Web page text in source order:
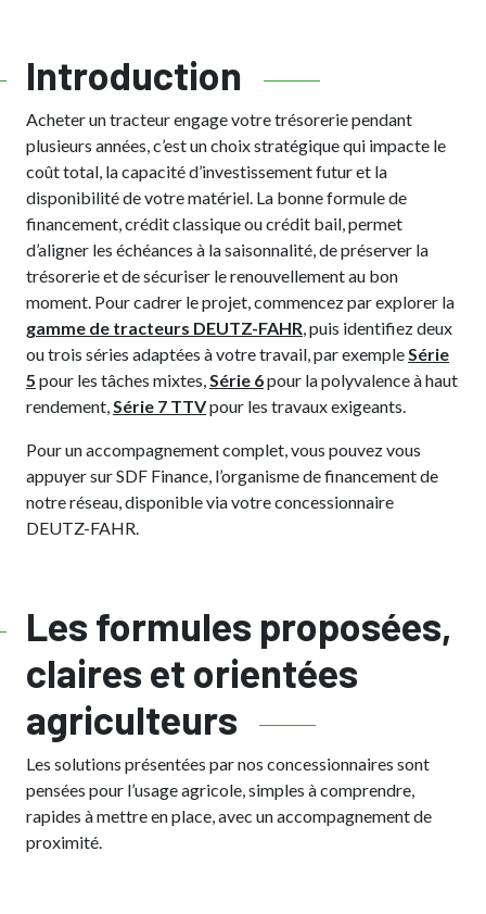
Introduction
Acheter un tracteur engage votre trésorerie pendant
plusieurs années, c’est un choix stratégique qui impacte le
coût total, la capacité d’investissement futur et la
disponibilité de votre matériel. La bonne formule de
financement, crédit classique ou crédit bail, permet
d’aligner les échéances à la saisonnalité, de préserver la
trésorerie et de sécuriser le renouvellement au bon
moment. Pour cadrer le projet, commencez par explorer la
gamme de tracteurs DEUTZ-FAHR, puis identifiez deux
ou trois séries adaptées à votre travail, par exempleSérie
5 pour les tâches mixtes,Série 6pour la polyvalence à haut
rendement,Série 7 TTVpour les travaux exigeants.
Pour un accompagnement complet, vous pouvez vous
appuyer sur SDF Finance, l’organisme de financement de
notre réseau, disponible via votre concessionnaire
DEUTZ-FAHR.
Les formules proposées,
claires et orientées
agriculteurs
Les solutions présentées par nos concessionnaires sont
pensées pour l’usage agricole, simples à comprendre,
rapides à mettre en place, avec un accompagnement de
proximité.